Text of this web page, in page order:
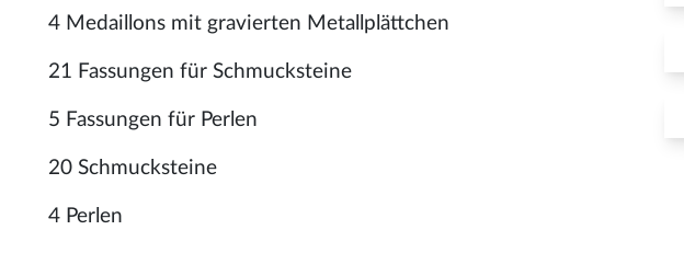
4 Medaillons mit gravierten Metallplättchen
21 Fassungen für Schmucksteine
5 Fassungen für Perlen
20 Schmucksteine
4 Perlen